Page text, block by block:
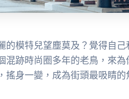
的模特兒望塵莫及？覺得自
混跡時尚圈多年的老鳥，來
搖身一變，成為街頭最吸睛